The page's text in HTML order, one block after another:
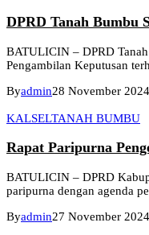
DPRD Tanah Bumbu
BATULICIN – DPRD
Pengambilan Keputusan
Byadmin28 November 2024
KALSELTANAH BUMBU
Rapat Paripurna
BATULICIN – DPRD
paripurna dengan agenda
Byadmin27 November 2024